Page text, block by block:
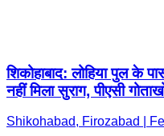
शिकोहाबाद: लोहिया पुल के
नहीं मिला सुराग, पीएसी
Shikohabad, Firozabad |